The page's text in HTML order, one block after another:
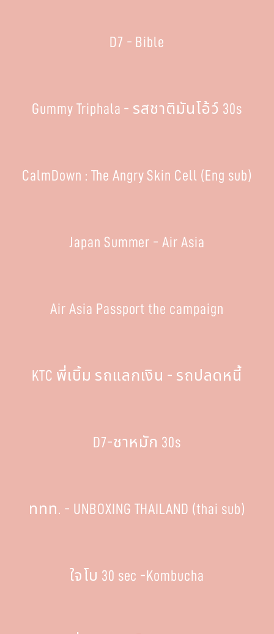
D7 - Bible
Gummy Triphala - รสชาติมันโอ้ว์ 30s
CalmDown : The Angry Skin Cell (Eng sub)
Japan Summer - Air Asia
Air Asia Passport the campaign
KTC พี่เบิ้ม รถแลกเงิน - รถปลดหนี้
D7-ชาหมัก 30s
ททท. - UNBOXING THAILAND (thai sub)
ใจโบ 30 sec -Kombucha